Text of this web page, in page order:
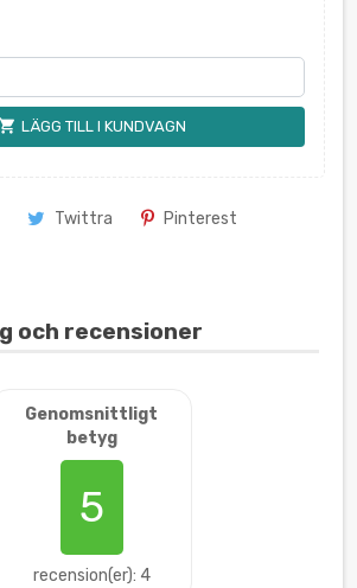
LÄGG TILL I KUNDVAGN
Twittra Pinterest
och recensioner
Genomsnittligt
betyg
5
recension(er): 4